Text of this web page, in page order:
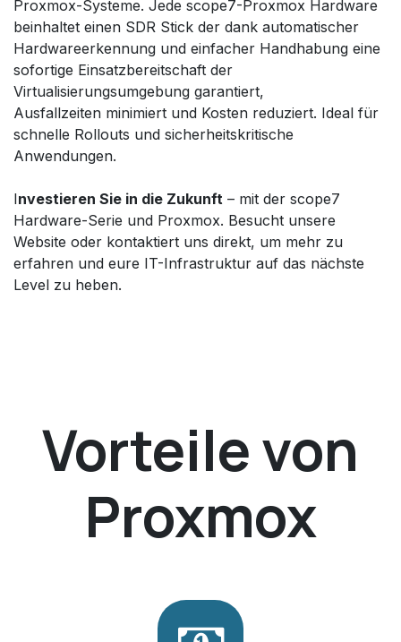
Proxmox-Systeme. Jede scope7-Proxmox Hardware
beinhaltet einen SDR Stick der dank automatischer
Hardwareerkennung und einfacher Handhabung eine
sofortige Einsatzbereitschaft der
Virtualisierungsumgebung garantiert,
Ausfallzeiten minimiert und Kosten reduziert. Ideal für
schnelle Rollouts und sicherheitskritische
Anwendungen.
Investieren Sie in die Zukunft – mit der scope7
Hardware-Serie und Proxmox. Besucht unsere
Website oder kontaktiert uns direkt, um mehr zu
erfahren und eure IT-Infrastruktur auf das nächste
Level zu heben.
Vorteile von
Proxmox